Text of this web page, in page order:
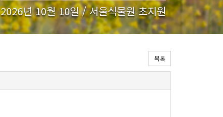
2026년 10월 10일 / 서울식물원 초지원
목록